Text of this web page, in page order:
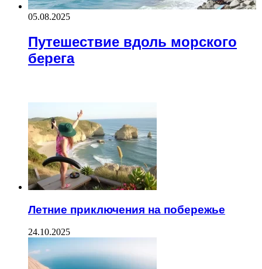
05.08.2025
Путешествие вдоль морского
берега
Летние приключения на побережье
24.10.2025